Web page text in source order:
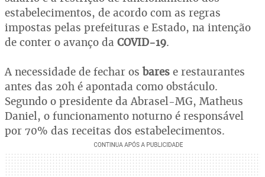
estabelecimentos, de acordo com as regras
impostas pelas prefeituras e Estado, na intenção
de conter o avanço da COVID-19.
A necessidade de fechar os bares e restaurantes
antes das 20h é apontada como obstáculo.
Segundo o presidente da Abrasel-MG, Matheus
Daniel, o funcionamento noturno é responsável
por 70% das receitas dos estabelecimentos.